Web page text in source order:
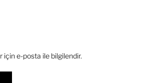
için e-posta ile bilgilendir.